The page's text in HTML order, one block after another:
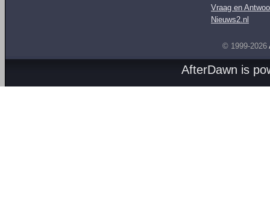
Vraag en
Nieuws2.nl
© 1999-2026
AfterDawn is